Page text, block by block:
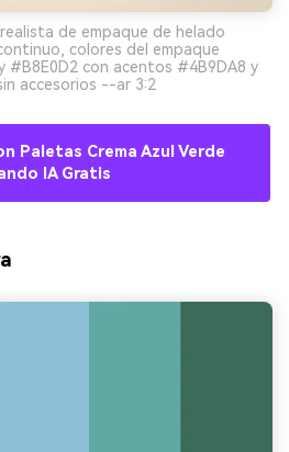
de empaque de helado
colores del empaque
#B8E0D2 con acentos #4B9DA8 y
accesorios --ar 3:2
Paletas Crema Azul Verde
IA Gratis